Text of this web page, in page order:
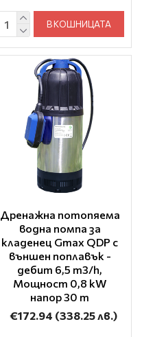
В КОШНИЦАТА
Дренажна потопяема
водна помпа за
кладенец Gmax QDP с
външен поплавък -
дебит 6,5 m3/h,
Mощност 0,8 kW
напор 30 m
€172.94 (338.25 лв.)